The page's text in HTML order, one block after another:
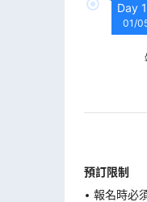
Day
01/
預訂限制
報名時必